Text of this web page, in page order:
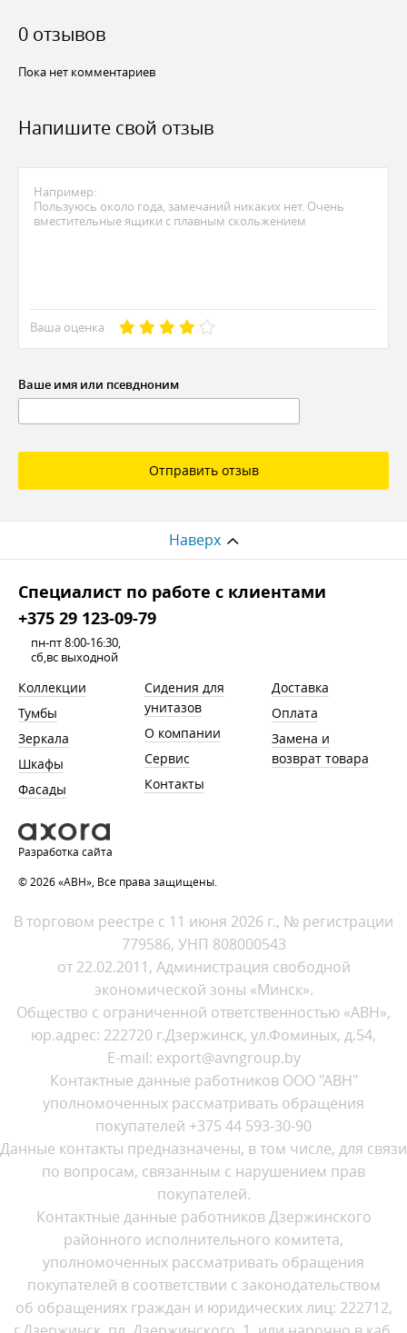
0 отзывов
Пока нет комментариев
Напишите свой отзыв
Ваша оценка
Ваше имя или псевдноним
Отправить отзыв
Наверх
Cпециалист по работе с клиентами
+375 29 123-09-79
пн-пт 8:00-16:30,
сб,вс выходной
Коллекции
Тумбы
Зеркала
Шкафы
Фасады
Сидения для
унитазов
О компании
Сервис
Контакты
Доставка
Оплата
Замена и
возврат товара
Разработка сайта
© 2026 «АВН», Все права защищены.
В торговом реестре с 11 июня 2026 г., № регистрации
779586, УНП 808000543
от 22.02.2011, Администрация свободной
экономической зоны «Минск».
Общество с ограниченной ответственностью «АВН»,
юр.адрес: 222720 г.Дзержинск, ул.Фоминых, д.54,
E-mail: export@avngroup.by
Контактные данные работников ООО "АВН"
уполномоченных рассматривать обращения
покупателей +375 44 593-30-90
Данные контакты предназначены, в том числе, для связи
по вопросам, связанным с нарушением прав
покупателей.
Контактные данные работников Дзержинского
районного исполнительного комитета,
уполномоченных рассматривать обращения
покупателей в соответствии с законодательством
об обращениях граждан и юридических лиц: 222712,